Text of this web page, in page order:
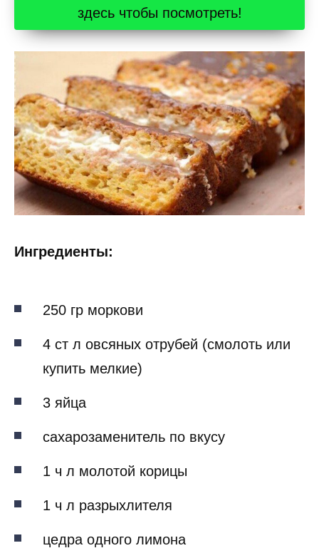
здесь чтобы посмотреть!
Ингредиенты:
250 гр моркови
4 ст л овсяных отрубей (смолоть или
купить мелкие)
3 яйца
сахарозаменитель по вкусу
1 ч л молотой корицы
1 ч л разрыхлителя
цедра одного лимона